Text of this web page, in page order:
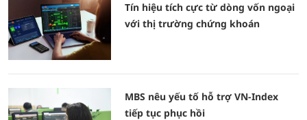
Tín hiệu tích cực từ dòng vốn ngoại
với thị trường chứng khoán
MBS nêu yếu tố hỗ trợ VN-Index
tiếp tục phục hồi